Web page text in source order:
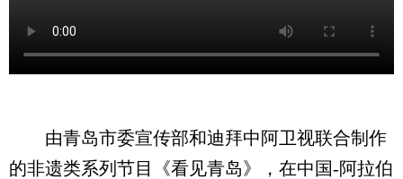
由青岛市委宣传部和迪拜中阿卫视联合制作
的非遗类系列节目《看见青岛》，在中国-阿拉伯